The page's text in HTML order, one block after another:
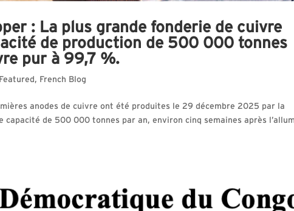
: La plus grande fonderie de cuivre
de production de 500 000 tonnes
pur à 99,7 %.
Featured , French Blog
anodes de cuivre ont été produites le 29 décembre 2025 par la
capacité de 500 000 tonnes par an, environ cinq semaines après